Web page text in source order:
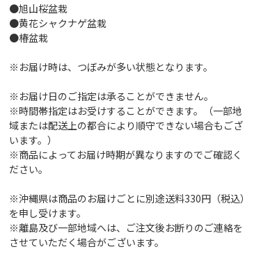
●旭山桜盆栽
●黄花シャクナゲ盆栽
●椿盆栽
※お届け時は、つぼみが多い状態となります。
※お届け日のご指定は承ることができません。
※時間帯指定はお受けすることができます。（一部地
域または配送上の都合により順守できない場合もござ
います。）
※商品によってお届け時期が異なりますのでご確認く
ださい。
※沖縄県は商品のお届けごとに別途送料330円（税込）
を申し受けます。
※離島及び一部地域へは、ご注文後お断りのご連絡を
させていただく場合がございます。